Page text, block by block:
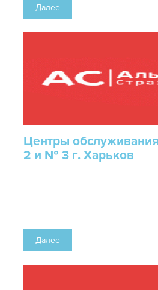
Далее
Центры
2 и № 3 г. Харьков
Далее